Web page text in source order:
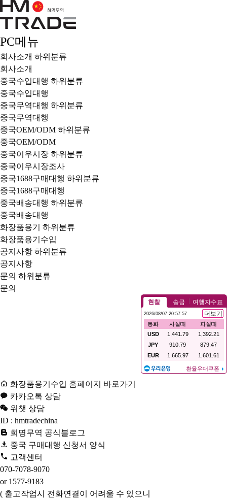
PC메뉴
회사소개 하위분류
회사소개
중국수입대행 하위분류
중국수입대행
중국무역대행 하위분류
중국무역대행
중국OEM/ODM 하위분류
중국OEM/ODM
중국이우시장 하위분류
중국이우시장조사
중국1688구매대행 하위분류
중국1688구매대행
중국배송대행 하위분류
중국배송대행
화장품용기
하위분류
화장품용기수입
공지사항 하위분류
공지사항
문의 하위분류
문의
화장품용기수입 홈페이지 바로가기
카카오톡 상담
위챗 상담
ID : hmtradechina
희명무역 공식블로그
중국 구매대행 신청서 양식
고객센터
070-7078-9070
or 1577-9183
( 출고작업시 전화연결이 어려울 수 있으니